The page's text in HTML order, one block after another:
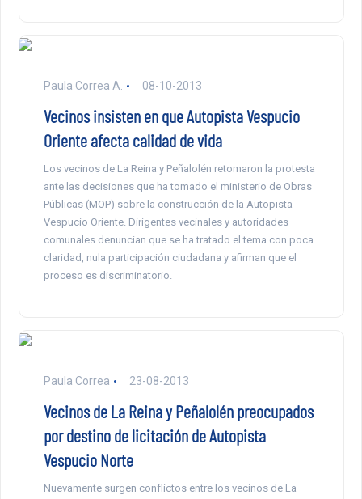
Paula Correa A. 08-10-2013
Vecinos insisten en que Autopista Vespucio
Oriente afecta calidad de vida
Los vecinos de La Reina y Peñalolén retomaron la protesta
ante las decisiones que ha tomado el ministerio de Obras
Públicas (MOP) sobre la construcción de la Autopista
Vespucio Oriente. Dirigentes vecinales y autoridades
comunales denuncian que se ha tratado el tema con poca
claridad, nula participación ciudadana y afirman que el
proceso es discriminatorio.
Paula Correa 23-08-2013
Vecinos de La Reina y Peñalolén preocupados
por destino de licitación de Autopista
Vespucio Norte
Nuevamente surgen conflictos entre los vecinos de La